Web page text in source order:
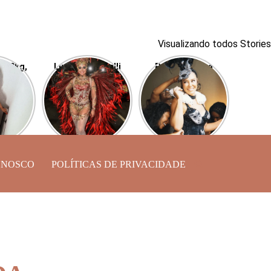
Visualizando todos Stories
40kg,
ex
Luciana Picorelli
luta contra a
depressão em sua
volta à Sapucaí
Paolla Oliveira
surge linda para o
Cordão da Bola
Preta
POLÍTICAS DE PRIVACIDADE